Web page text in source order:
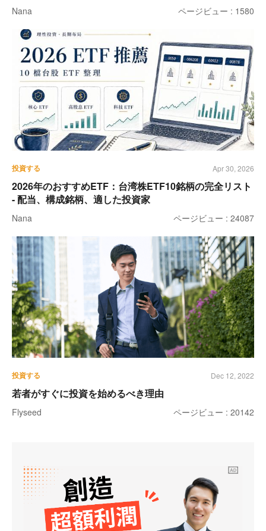
Nana ページビュー : 1580
投資する Apr 30, 2026
2026年のおすすめETF：台湾株ETF10銘柄の完全リスト
- 配当、構成銘柄、適した投資家
Nana ページビュー : 24087
投資する Dec 12, 2022
若者がすぐに投資を始めるべき理由
Flyseed ページビュー : 20142